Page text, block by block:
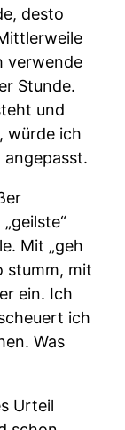
desto
verwende
Stunde.
und
würde ich
angepasst.
Mit „geh
stumm, mit
ein. Ich
ich
Was
Urteil